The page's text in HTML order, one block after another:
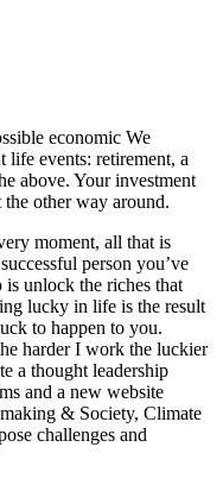
economic We
life events: retirement, a
above. Your investment
other way around.
moment, all that is
person you’ve
unlock the riches that
lucky in life is the result
to happen to you.
harder I work the luckier
a thought leadership
and a new website
& Society, Climate
challenges and